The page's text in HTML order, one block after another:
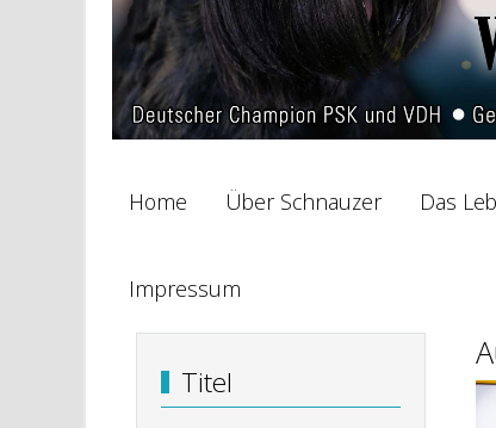
Home Über Schnauzer Das
Impressum
Titel